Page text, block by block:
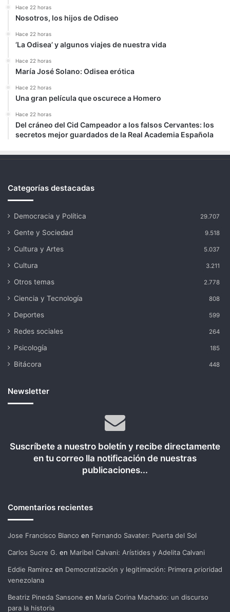
Hace 22 horas
Nosotros, los hijos de Odiseo
Hace 22 horas
‘La Odisea’ y algunos viajes de nuestra vida
Hace 22 horas
María José Solano: Odisea erótica
Hace 22 horas
Una gran película que oscurece a Homero
Hace 22 horas
Del cráneo del Cid Campeador a los falsos Cervantes: los
secretos mejor guardados de la Real Academia Española
Categorías destacadas
Democracia y Política 29.707
Gente y Sociedad 9.518
Cultura y Artes 5.037
Cultura 3.211
Otros temas 2.778
Ciencia y Tecnología 808
Deportes 599
Redes sociales 264
Psicología 185
Bitácora 448
Newsletter
Suscríbete a nuestro boletín y recibe directamente
en tu correo lla notificación de nuestras
publicaciones...
Comentarios recientes
Jose Francisco Blanco en Fernando Savater: Puerta del Sol
Carlos Sucre G. en Maribel Calvani: Arístides y Adelita Calvani
Eddie Ramirez en Democratización y legitimación: Primera prioridad
venezolana
Beatriz Pineda Sansone en María Corina Machado: un discurso
para la historia